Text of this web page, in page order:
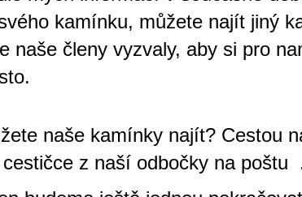
kamínku, můžete najít jiný
naše členy vyzvaly, aby si pro
naše kamínky najít? Cestou
z naší odbočky na poštu